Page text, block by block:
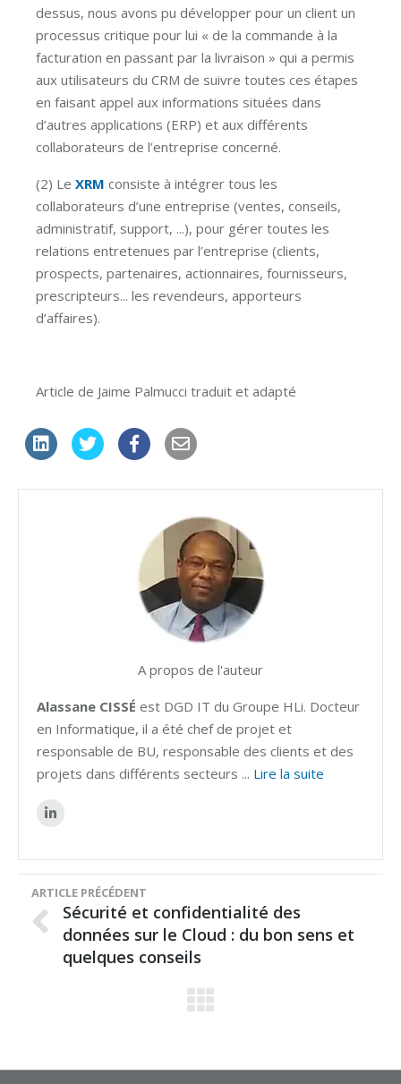
dessus, nous avons pu développer pour un client un
processus critique pour lui « de la commande à la
facturation en passant par la livraison » qui a permis
aux utilisateurs du CRM de suivre toutes ces étapes
en faisant appel aux informations situées dans
d’autres applications (ERP) et aux différents
collaborateurs de l’entreprise concerné.
(2) Le XRM consiste à intégrer tous les
collaborateurs d’une entreprise (ventes, conseils,
administratif, support, ...), pour gérer toutes les
relations entretenues par l’entreprise (clients,
prospects, partenaires, actionnaires, fournisseurs,
prescripteurs... les revendeurs, apporteurs
d’affaires).
Article de Jaime Palmucci traduit et adapté
A propos de l'auteur
Alassane CISSÉ est DGD IT du Groupe HLi. Docteur
en Informatique, il a été chef de projet et
responsable de BU, responsable des clients et des
projets dans différents secteurs ... Lire la suite
Sécurité et confidentialité des
données sur le Cloud : du bon sens et
quelques conseils